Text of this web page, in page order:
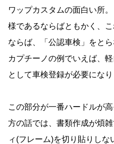
ワップカスタムの面白い所
様であるならばともかく、
ならば、「公認車検」をと
カプチーノの例でいえば、
として車検登録が必要になり
この部分が一番ハードルが
方の話では、書類作成が煩
ィ(フレーム)を切り貼りし